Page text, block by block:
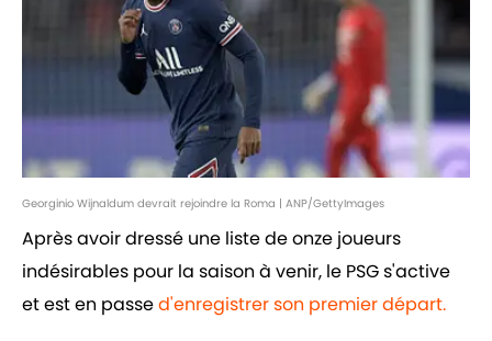
Georginio Wijnaldum devrait rejoindre la Roma | ANP/GettyImages
Après avoir dressé une liste de onze joueurs
indésirables pour la saison à venir, le PSG s'active
et est en passed'enregistrer son premier départ.